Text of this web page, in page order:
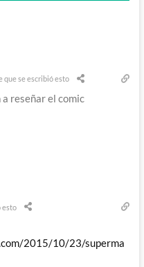
que se escribió esto
reseñar el comic
esto
2015/10/23/superma